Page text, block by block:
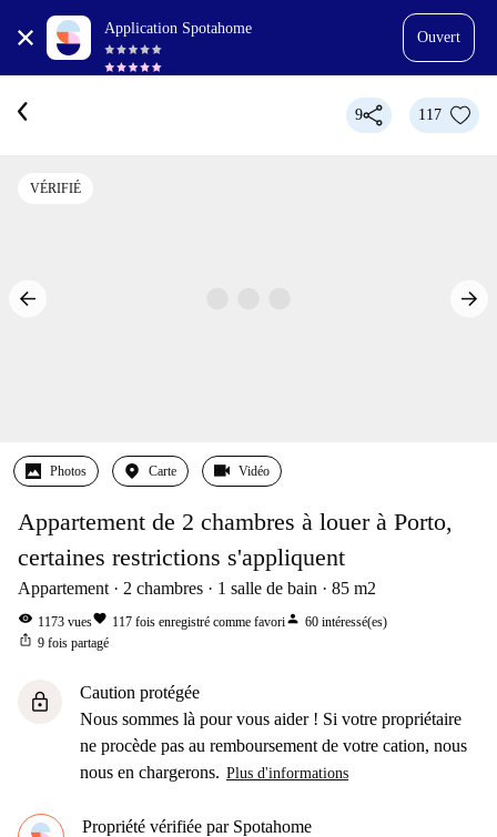
Application Spotahome
Ouvert
9 117
VÉRIFIÉ
Photos Carte Vidéo
Appartement de 2 chambres à louer à Porto,
certaines restrictions s'appliquent
Appartement 2 chambres 1 salle de bain 85 m2
visibility 1173 vuesfavorite 117 fois enregistré comme favoriperson 60 intéressé(es)
ios_share 9 fois partagé
lock
Caution protégée
Nous sommes là pour vous aider ! Si votre propriétaire
ne procède pas au remboursement de votre cation, nous
nous en chargerons. Plus d'informations
Propriété vérifiée par Spotahome